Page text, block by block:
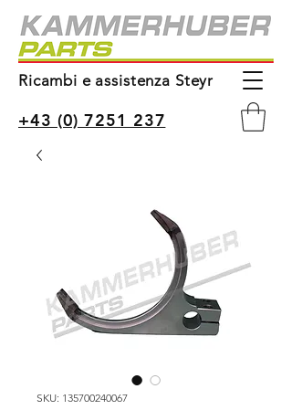
Ricambi e assistenza Steyr
+43 (0) 7251 237
SKU: 135700240067